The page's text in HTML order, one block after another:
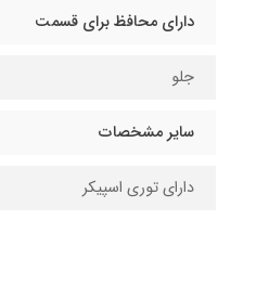
دارای محافظ برای قسمت
جلو
سایر مشخصات
دارای توری اسپیکر